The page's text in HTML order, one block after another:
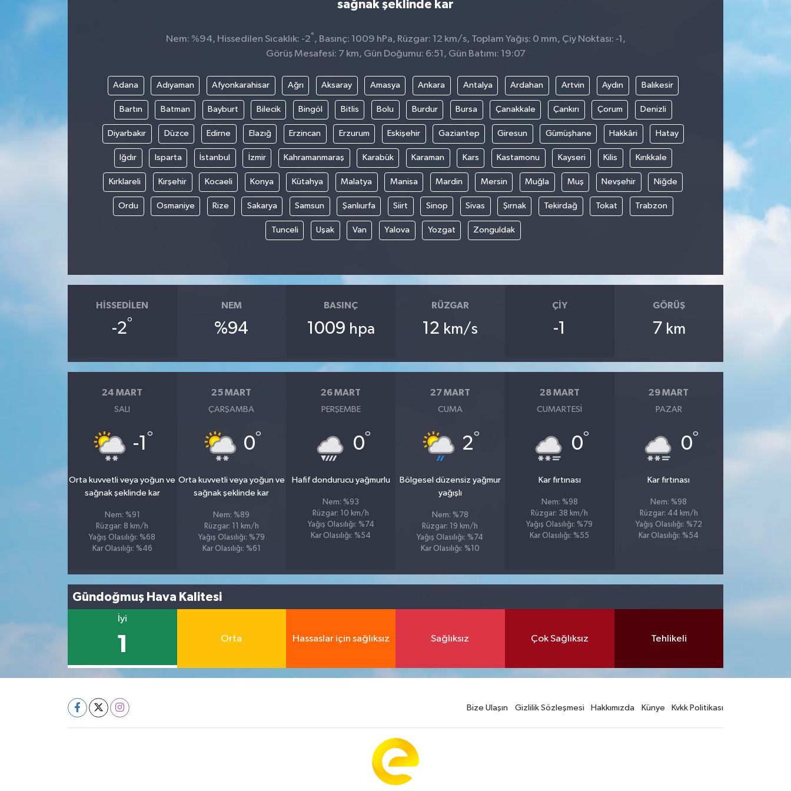
sağnak şeklinde kar
Nem: %94, Hissedilen Sıcaklık: -2° , Basınç: 1009 hPa, Rüzgar: 12 km/s, Toplam Yağış: 0 mm, Çiy Noktası: -1,
Görüş Mesafesi: 7 km, Gün Doğumu: 6:51, Gün Batımı: 19:07
Adana Adıyaman Afyonkarahisar Ağrı Aksaray Amasya Ankara Antalya Ardahan Artvin Aydın Balıkesir
Bartın Batman Bayburt Bilecik Bingöl Bitlis Bolu Burdur Bursa Çanakkale Çankırı Çorum Denizli
Diyarbakır Düzce Edirne Elazığ Erzincan Erzurum Eskişehir Gaziantep Giresun Gümüşhane Hakkâri Hatay
Iğdır Isparta İstanbul İzmir Kahramanmaraş Karabük Karaman Kars Kastamonu Kayseri Kilis Kırıkkale
Kırklareli Kırşehir Kocaeli Konya Kütahya Malatya Manisa Mardin Mersin Muğla Muş Nevşehir Niğde
Ordu Osmaniye Rize Sakarya Samsun Şanlıurfa Siirt Sinop Sivas Şırnak Tekirdağ Tokat Trabzon
Tunceli Uşak Van Yalova Yozgat Zonguldak
HISSEDILEN
-2°
NEM
%94
BASINÇ
1009 hpa
RÜZGAR
12 km/s
ÇIY
-1
GÖRÜŞ
7 km
24 MART
SALI
-1 °
Orta kuvvetli veya yoğun ve
sağnak şeklinde kar
Nem: %91
Rüzgar: 8 km/h
Yağış Olasılığı: %68
Kar Olasılığı: %46
25 MART
ÇARŞAMBA
0°
Orta kuvvetli veya yoğun ve
sağnak şeklinde kar
Nem: %89
Rüzgar: 11 km/h
Yağış Olasılığı: %79
Kar Olasılığı: %61
26 MART
PERŞEMBE
0°
Hafif dondurucu yağmurlu
Nem: %93
Rüzgar: 10 km/h
Yağış Olasılığı: %74
Kar Olasılığı: %54
27 MART
CUMA
2°
Bölgesel düzensiz yağmur
yağışlı
Nem: %78
Rüzgar: 19 km/h
Yağış Olasılığı: %74
Kar Olasılığı: %10
28 MART
CUMARTESI
0°
Kar fırtınası
Nem: %98
Rüzgar: 38 km/h
Yağış Olasılığı: %79
Kar Olasılığı: %55
29 MART
PAZAR
0°
Kar fırtınası
Nem: %98
Rüzgar: 44 km/h
Yağış Olasılığı: %72
Kar Olasılığı: %54
Gündoğmuş Hava Kalitesi
İyi
1 Orta Hassaslar için sağlıksız Sağlıksız Çok Sağlıksız Tehlikeli
Bize Ulaşın Gizlilik Sözleşmesi Hakkımızda Künye Kvkk Politikası